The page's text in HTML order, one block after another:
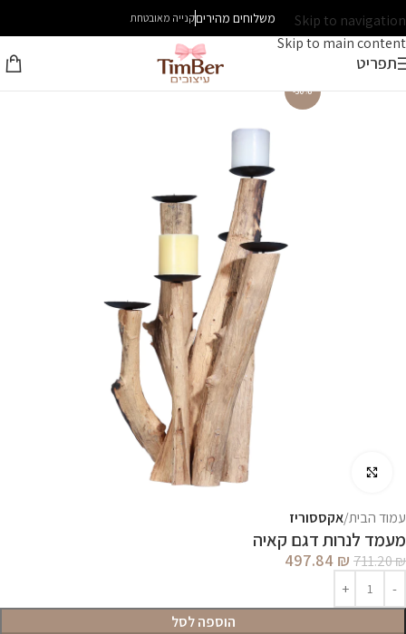
Skip to navigation
Skip to main content
משלוחים מהיריםקנייה מאובטחת
תפריט
עמוד הבית אקססוריז
מעמד לנרות דגם קאיה
711.20₪
497.84 ₪
הוספה לסל
-30%